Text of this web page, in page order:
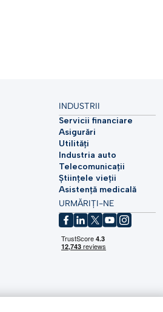
INDUSTRII
Servicii financiare
Asigurări
Utilități
Industria auto
Telecomunicații
Științele vieții
Asistență medicală
URMĂRIȚI-NE